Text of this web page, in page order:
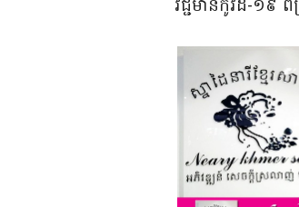
វិជ្ជមានកូវីដ-១៩ ពី